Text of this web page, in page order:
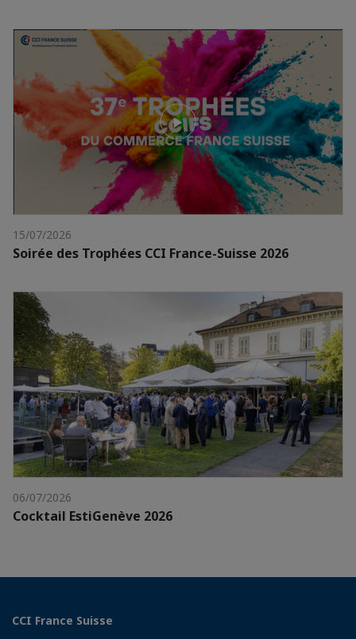
15/07/2026
Soirée des Trophées CCI France-Suisse 2026
06/07/2026
Cocktail EstiGenève 2026
CCI France Suisse